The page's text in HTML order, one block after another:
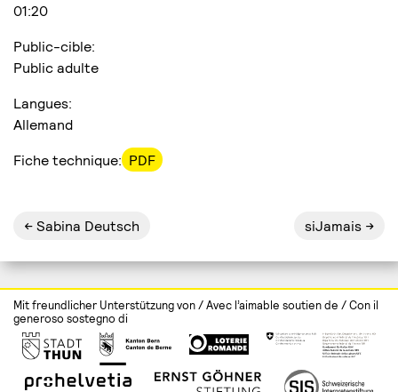
01:20
Public-cible:
Public adulte
Langues:
Allemand
Fiche technique: PDF
Sabina Deutsch siJamais
Mit freundlicher Unterstützung von / Avec l’aimable soutien de / Con il
generoso sostegno di